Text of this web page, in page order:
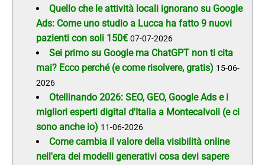
Quello che le attività locali ignorano su Google
Ads: Come uno studio a Lucca ha fatto 9 nuovi
pazienti con soli 150€ 07-07-2026
Sei primo su Google ma ChatGPT non ti cita
mai? Ecco perché (e come risolvere, gratis) 15-06-
2026
Otellinando 2026: SEO, GEO, Google Ads e i
migliori esperti digital d'Italia a Montecalvoli (e ci
sono anche io) 11-06-2026
Come cambia il valore della visibilità online
nell'era dei modelli generativi cosa devi sapere